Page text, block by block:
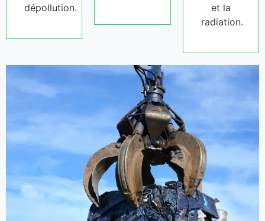
dépollution.
et la
radiation.